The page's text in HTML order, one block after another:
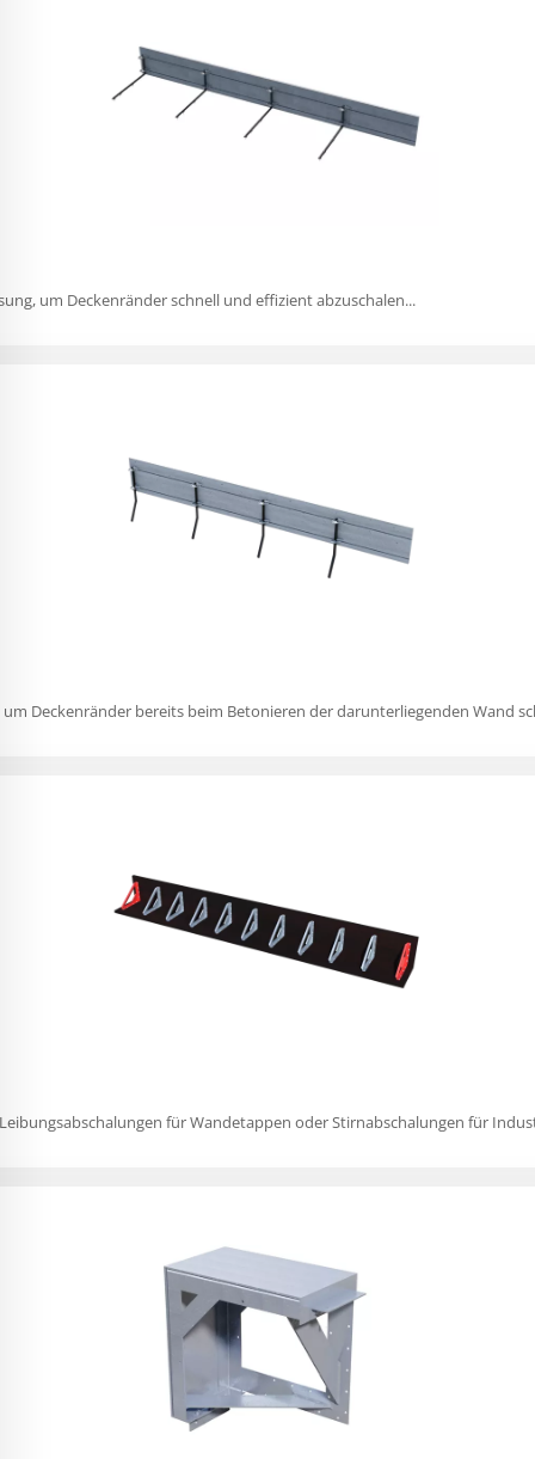
um Deckenränder schnell und effizient abzuschalen...
Deckenränder bereits beim Betonieren der darunterliegenden Wand
für Wandetappen oder Stirnabschalungen für